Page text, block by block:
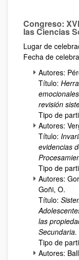
Congreso:
las Ciencias
Lugar de
Fecha de
Autores:
Título:
revisión
Tipo de
Autores:
Título:
evidencias
Tipo de
Autores:
Goñi, O.
Título:
las
Secundaria.
Tipo de
Autores: